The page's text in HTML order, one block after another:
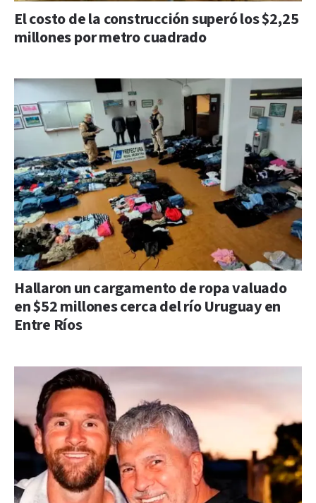
El costo de la construcción superó los $2,25
millones por metro cuadrado
Hallaron un cargamento de ropa valuado
en $52 millones cerca del río Uruguay en
Entre Ríos